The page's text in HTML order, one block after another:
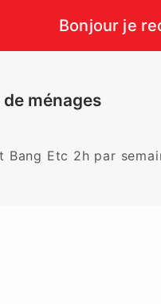
Bonjour je
ménages
Etc 2h par